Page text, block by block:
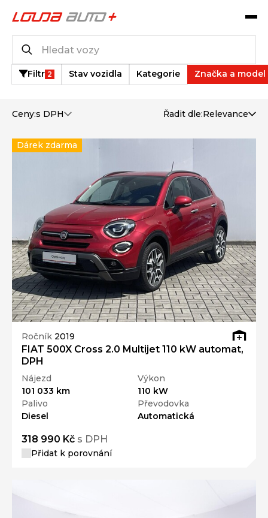
Filtr 2 Stav vozidla Kategorie Značka a model
Ceny:s DPH Řadit dle:Relevance
Ročník 2019
FIAT 500X Cross 2.0 Multijet 110 kW automat,
DPH
Nájezd
101 033 km
Výkon
110 kW
Palivo
Diesel
Převodovka
Automatická
318 990 Kč s DPH
Přidat k porovnání
Dárek zdarma